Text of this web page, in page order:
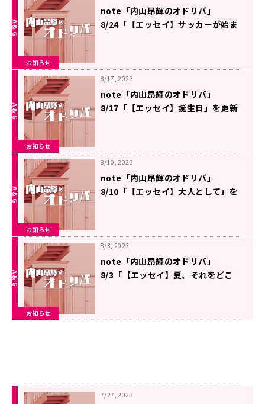
お知らせ
note「内山昂輝のオドリバ」
8/24「【エッセイ】サッカーが始ま
お知らせ
8/17, 2023
note「内山昂輝のオドリバ」
8/17「【エッセイ】誕生日」を更新
お知らせ
8/10, 2023
note「内山昂輝のオドリバ」
8/10「【エッセイ】大人として」を
お知らせ
8/3, 2023
note「内山昂輝のオドリバ」
8/3「【エッセイ】夏、それをどこ
7/27, 2023